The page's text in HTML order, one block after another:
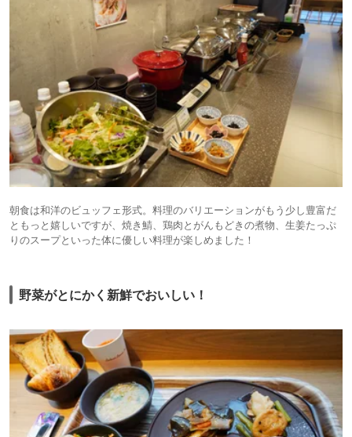
朝食は和洋のビュッフェ形式。料理のバリエーションがもう少し豊富だ
ともっと嬉しいですが、焼き鯖、鶏肉とがんもどきの煮物、生姜たっぷ
りのスープといった体に優しい料理が楽しめました！
野菜がとにかく新鮮でおいしい！